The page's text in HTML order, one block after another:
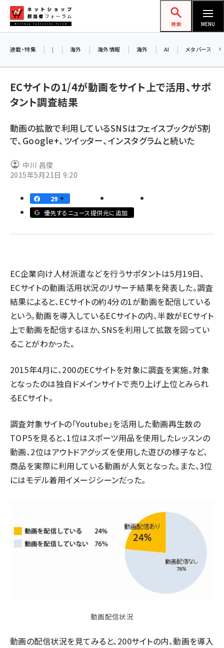
ン
ネットショップ担当者フォーラム
検索 MENU
yahoo (1906)
ecbeing (1210)
base (1081)
連載・特集 | 海外 海外情報 海外 AI メタバース
ECサイトの1/4が動画をサイト上で活用、サポ
タント調査結果
動画の拡散で利用しているSNSはフェイスブックが5割
で、Google+、ツイッター、インスタグラムと続いた
中川 昌俊
2015年5月21日 9:20
29
優先するニュース提供元に追加
EC企業向け人材派遣などを行うサポタントは5月19日、
ECサイトの動画活用状況のリサーチ結果を発表した。調査
結果によると、ECサイトの約4分の1が動画を配信している
という。動画を導入しているECサイトの内、半数がECサイト
上で動画を配信するほか、SNSを利用して拡散を図ってい
ることがわかった。
2015年4月に、200のECサイトを対象に調査を実施。対象
となったのは独自ドメインサイトで売り上げ上位とみられ
るECサイト。
調査対象サイトの「Youtube」を活用した動画再生数の
TOP5を見ると、1位はスポーツ用品を使用したレッスンの
動画、2位はアウトドアグッズを使用した遊びの様子など、
商品を実際に利用している動画が人気となった。また、3位
にはモデル着用イメージシーンだった。
動画配信状況
動画の配信状況を見てみると、200サイトの内、動画を導入